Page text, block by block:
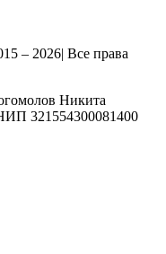
– 2026| Все права
Никита
321554300081400